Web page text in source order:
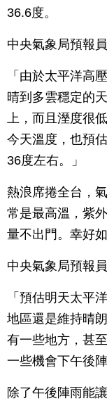
36.6度。
中央氣象局預報
「由於太平洋高
晴到多雲穩定的
上，而且溼度很
今天溫度，也預
36度左右。」
熱浪席捲全台，
常是最高溫，紫
量不出門。幸好
中央氣象局預報
「預估明天太平
地區還是維持晴
有一些地方，甚
一些機會下午後陣
除了午後陣雨能